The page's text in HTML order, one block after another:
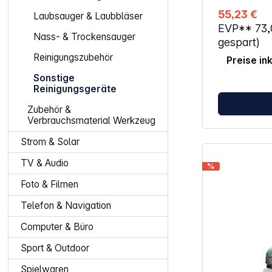
Laubsauger & Laubbläser
Nass- & Trockensauger
Reinigungszubehör
Sonstige
Reinigungsgeräte
Zubehör &
Verbrauchsmaterial Werkzeug
Strom & Solar
TV & Audio
Foto & Filmen
Telefon & Navigation
Computer & Büro
Sport & Outdoor
Spielwaren
Fenster –
Rückstände.
handliche
Akku-
hygienische
Eigenschaften: Leicht und
geringe
Lautstärke
dem WV 2
erledigt als
Methoden Dank elektrischer
Tropfen ein
strahlend
hygienisch:
Entleerung
55,23 €
EVP**
gespart)
Preise
%